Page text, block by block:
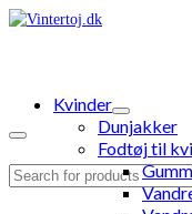
Search
Kvinder
Dunjakker
Fodtøj til